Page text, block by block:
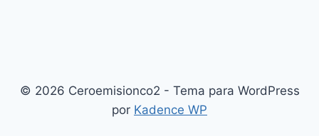
© 2026 Ceroemisionco2 - Tema para WordPress
por Kadence WP